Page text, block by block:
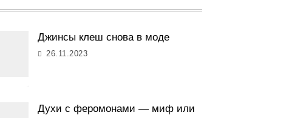
Джинсы клеш снова в моде
26.11.2023
Духи с феромонами — миф или